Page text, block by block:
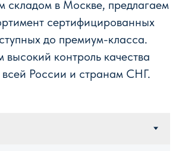
складом в Москве, предлагаем
сертифицированных
до премиум-класса.
контроль качества
всей России и странам СНГ.